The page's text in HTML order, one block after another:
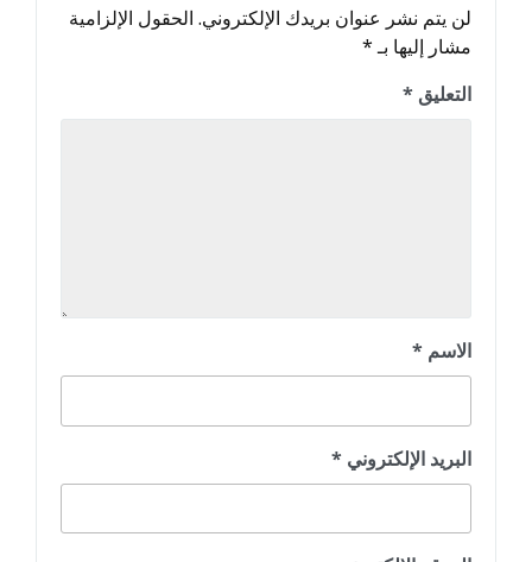
لن يتم نشر عنوان بريدك الإلكتروني. الحقول الإلزامية
مشار إليها بـ *
التعليق *
الاسم *
البريد الإلكتروني *